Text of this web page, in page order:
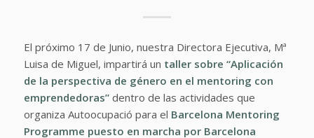
El próximo 17 de Junio, nuestra Directora Ejecutiva, Mª
Luisa de Miguel, impartirá un taller sobre “Aplicación
de la perspectiva de género en el mentoring con
emprendedoras”dentro de las actividades que
organiza Autoocupació para el Barcelona Mentoring
Programme puesto en marcha por Barcelona